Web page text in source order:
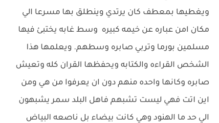
ويغطيها بمعطف كان يرتدي وينطلق بها مسرعا الي
مكان امن عباره عن خيمه كبيره وسط غابه يختبئ فيها
مسلمين بورما وتربي صابره وسطهم. ويعلمها هذا
الشخص القراءه والكتابه ويحفظها القران كله وتعيش
صابره وكانها واحده منهم دون ان يعرفوا من هي ومن
اين اتت فهي ليست تشبهم فاهل البلد سمر يشبهون
الي حد ما الهنود وهي كانت بيضاء بل ناصعه البياض